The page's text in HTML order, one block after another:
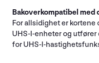
Bakoverkompatibel med
For allsidighet er
UHS-I-enheter og
for UHS-I-